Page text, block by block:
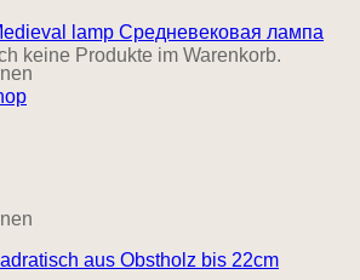
keine Produkte im Warenkorb.
aus Obstholz bis 22cm